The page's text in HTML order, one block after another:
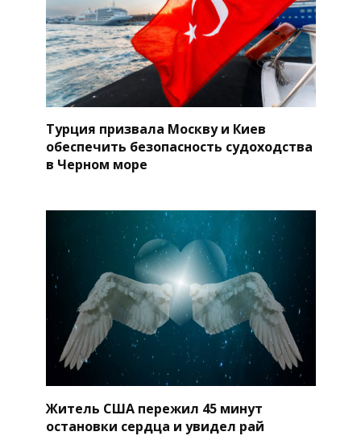
Турция призвала Москву и Киев
обеспечить безопасность судоходства
в Черном море
Житель США пережил 45 минут
остановки сердца и увидел рай